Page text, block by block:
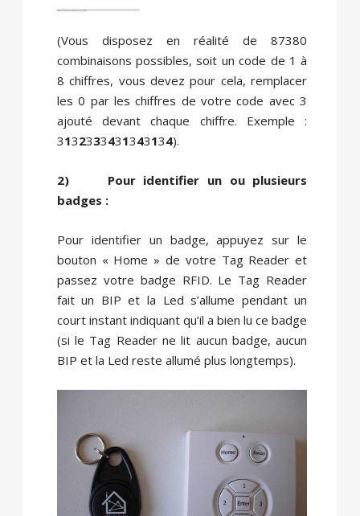
(Vous disposez en réalité de 87380
combinaisons possibles, soit un code de 1 à
8 chiffres, vous devez pour cela, remplacer
les 0 par les chiffres de votre code avec 3
ajouté devant chaque chiffre. Exemple :
3132333431343134).
2) Pour identifier un ou plusieurs
badges :
Pour identifier un badge, appuyez sur le
bouton « Home » de votre Tag Reader et
passez votre badge RFID. Le Tag Reader
fait un BIP et la Led s’allume pendant un
court instant indiquant qu’il a bien lu ce badge
(si le Tag Reader ne lit aucun badge, aucun
BIP et la Led reste allumé plus longtemps).